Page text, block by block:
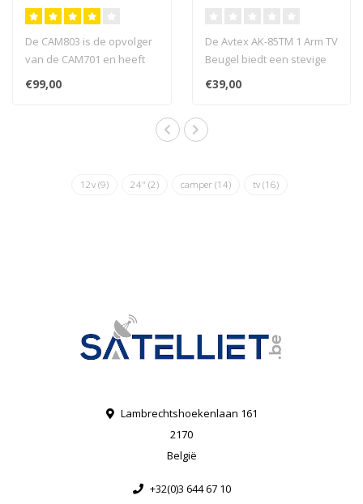
De CAM803 is de opvolger
van de CAM701 en heeft
net zoals de CAM-701 een
geïnte..
€99,00
De Avtex AK-85TM 1 Arm TV
Beugel biedt een stevige
en betrouwbare oplossing
voor..
€39,00
12v (9) 24" (2) camper (14) tv (16)
Lambrechtshoekenlaan 161
2170
België
+32(0)3 644 67 10